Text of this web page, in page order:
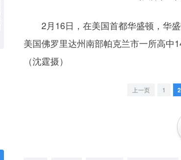
2月16日，在美国首都华盛顿，华盛
美国佛罗里达州南部帕克兰市一所高中
（沈霆摄）
上一页 1 2